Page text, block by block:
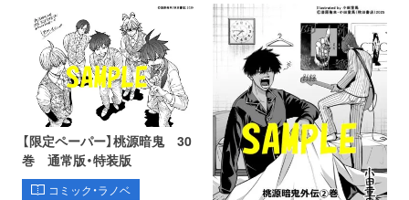
【限定ペーパー】桃源暗鬼 30
巻 通常版・特装版
コミック・ラノベ